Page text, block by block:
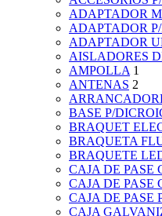
ADAPTADOR
ADAPTADOR
ADAPTADOR
AISLADORES
AMPOLLA 1
ANTENAS 2
BASE P/
BRAQUET
BRAQUETA
BRAQUETE
CAJA DE PASE
CAJA DE PASE
CAJA DE PASE
CAJA